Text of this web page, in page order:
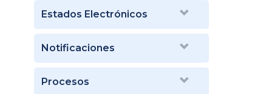
Estados Electrónicos
Notificaciones
Procesos